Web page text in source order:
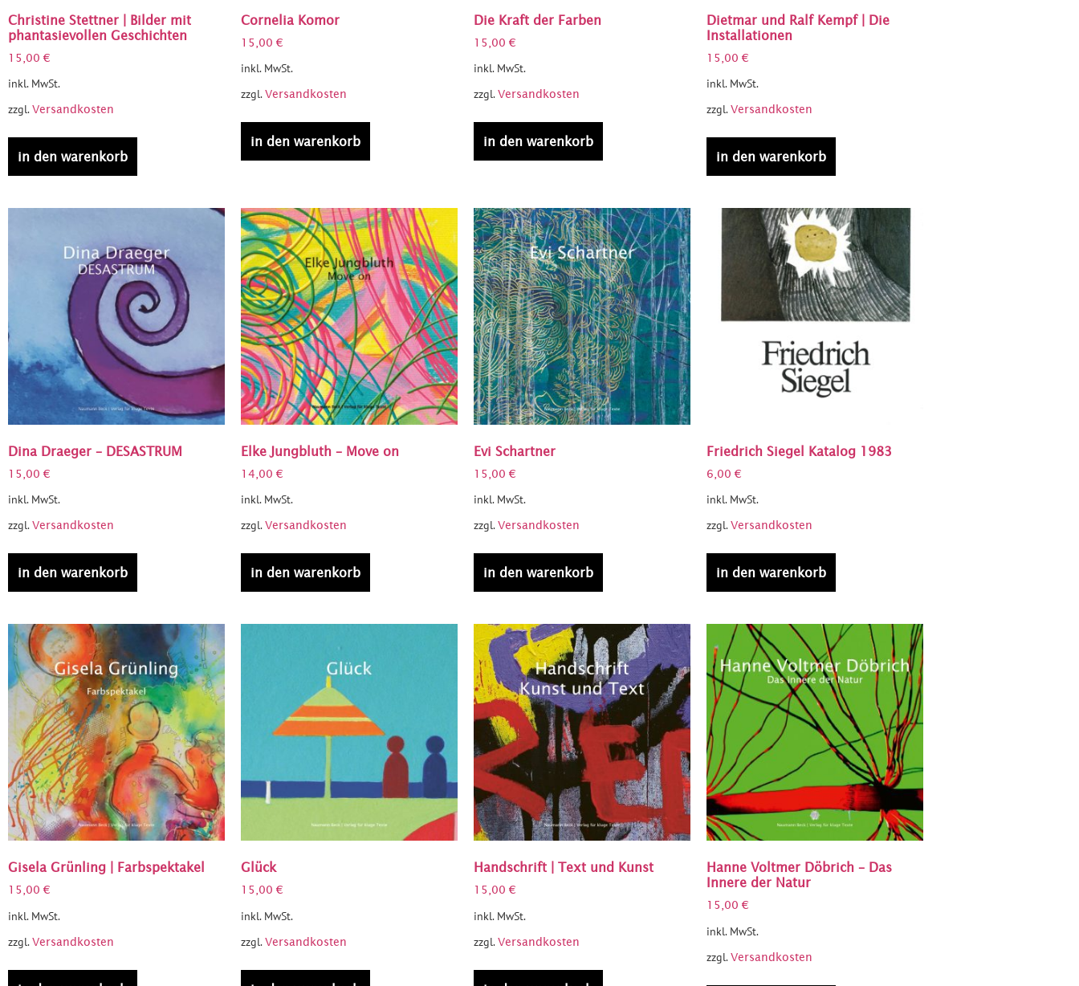
Christine Stettner | Bilder mit
phantasievollen Geschichten
15,00 €
inkl. MwSt.
zzgl.Versandkosten
in den warenkorb
Cornelia Komor
15,00 €
inkl. MwSt.
zzgl.Versandkosten
in den warenkorb
Die Kraft der Farben
15,00 €
inkl. MwSt.
zzgl.Versandkosten
in den warenkorb
Dietmar und Ralf Kempf | Die
Installationen
15,00 €
inkl. MwSt.
zzgl.Versandkosten
in den warenkorb
Dina Draeger – DESASTRUM
15,00 €
inkl. MwSt.
zzgl.Versandkosten
in den warenkorb
Elke Jungbluth – Move on
14,00 €
inkl. MwSt.
zzgl.Versandkosten
in den warenkorb
Evi Schartner
15,00 €
inkl. MwSt.
zzgl.Versandkosten
in den warenkorb
Friedrich Siegel Katalog 1983
6,00 €
inkl. MwSt.
zzgl.Versandkosten
in den warenkorb
Gisela Grünling | Farbspektakel
15,00 €
inkl. MwSt.
zzgl.Versandkosten
Glück
15,00 €
inkl. MwSt.
zzgl.Versandkosten
Handschrift | Text und Kunst
15,00 €
inkl. MwSt.
zzgl.Versandkosten
Hanne Voltmer Döbrich – Das
Innere der Natur
15,00 €
inkl. MwSt.
zzgl.Versandkosten